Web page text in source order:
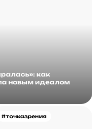
как
новым идеалом
#точказрения